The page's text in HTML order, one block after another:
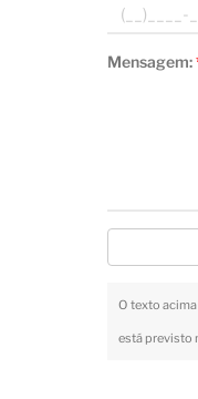
Mensagem:
O texto
está previsto